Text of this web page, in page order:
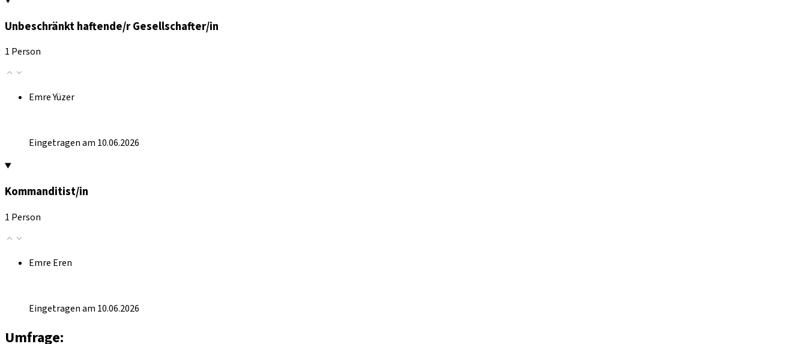
Unbeschränkt haftende/r Gesellschafter/in
1 Person
Emre Yüzer
Eingetragen am 10.06.2026
Kommanditist/in
1 Person
Emre Eren
Eingetragen am 10.06.2026
Umfrage: